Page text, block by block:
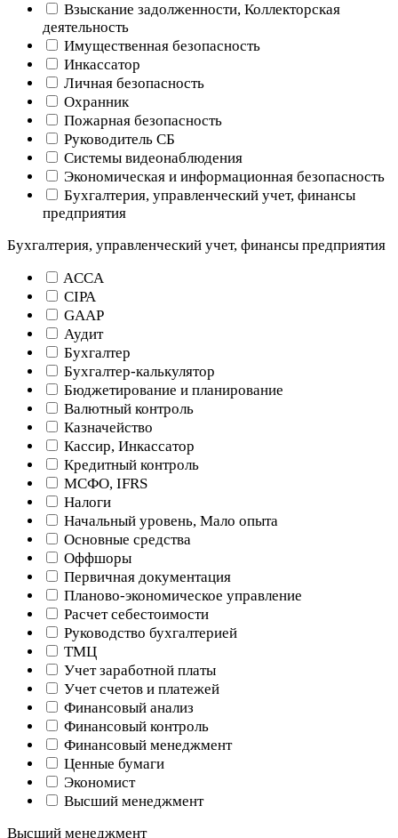
Взыскание задолженности, Коллекторская
деятельность
Имущественная безопасность
Инкассатор
Личная безопасность
Охранник
Пожарная безопасность
Руководитель СБ
Системы видеонаблюдения
Экономическая и информационная безопасность
Бухгалтерия, управленческий учет, финансы
предприятия
Бухгалтерия, управленческий учет, финансы предприятия
ACCA
CIPA
GAAP
Аудит
Бухгалтер
Бухгалтер-калькулятор
Бюджетирование и планирование
Валютный контроль
Казначейство
Кассир, Инкассатор
Кредитный контроль
МСФО, IFRS
Налоги
Начальный уровень, Мало опыта
Основные средства
Оффшоры
Первичная документация
Планово-экономическое управление
Расчет себестоимости
Руководство бухгалтерией
ТМЦ
Учет заработной платы
Учет счетов и платежей
Финансовый анализ
Финансовый контроль
Финансовый менеджмент
Ценные бумаги
Экономист
Высший менеджмент
Высший менеджмент